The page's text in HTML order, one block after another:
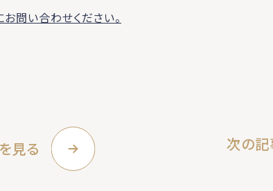
問い合わせください。
見る 次の記